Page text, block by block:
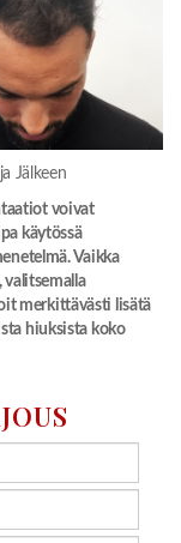
Jälkeen
voivat
käytössä
Vaikka
merkittävästi lisätä
hiuksista koko